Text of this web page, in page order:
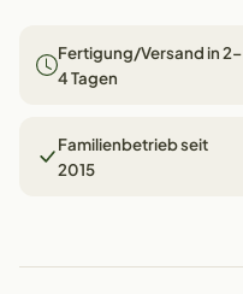
Fertigung/Versand in 2–
4 Tagen
Familienbetrieb seit
2015